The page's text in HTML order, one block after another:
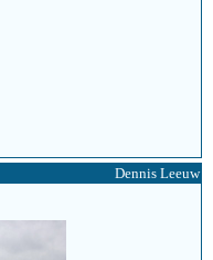
Dennis Leeuw